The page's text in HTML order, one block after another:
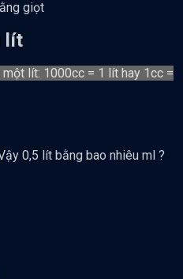
giọt
lít
lít: 1000cc = 1 lít hay 1cc =
0,5 lít bằng bao nhiêu ml ?